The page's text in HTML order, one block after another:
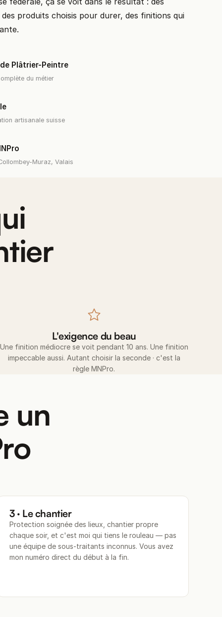
produits choisis pour durer, des finitions qui
Plâtrier-Peintre
du métier
artisanale suisse
Muraz, Valais
L'exigence du beau
Une finition médiocre se voit pendant 10 ans. Une finition
impeccable aussi. Autant choisir la seconde · c'est la
règle MNPro.
un
3 · Le chantier
Protection soignée des lieux, chantier propre
chaque soir, et c'est moi qui tiens le rouleau — pas
une équipe de sous-traitants inconnus. Vous avez
mon numéro direct du début à la fin.